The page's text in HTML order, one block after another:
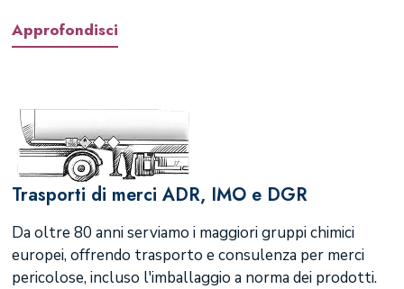
Approfondisci
Trasporti di merci ADR, IMO e DGR
Da oltre 80 anni serviamo i maggiori gruppi chimici
europei, offrendo trasporto e consulenza per merci
pericolose, incluso l'imballaggio a norma dei prodotti.